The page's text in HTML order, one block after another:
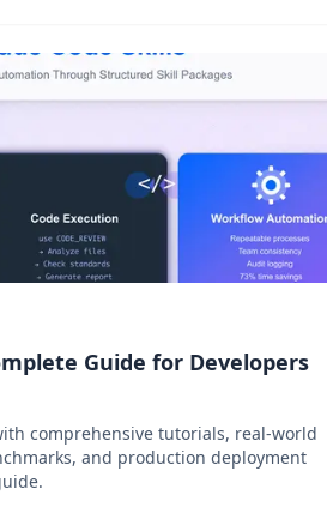
Guide for Developers
comprehensive tutorials, real-world
and production deployment